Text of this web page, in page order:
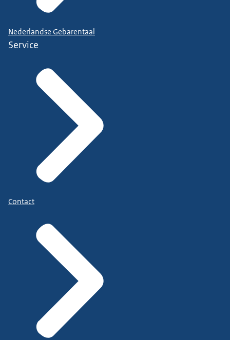
Nederlandse Gebarentaal
Service
Contact